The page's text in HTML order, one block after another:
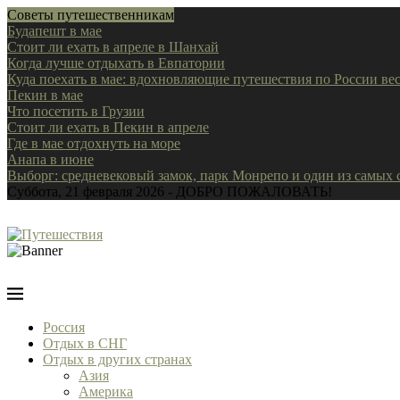
Советы путешественникам
Будапешт в мае
Стоит ли ехать в апреле в Шанхай
Когда лучше отдыхать в Евпатории
Куда поехать в мае: вдохновляющие путешествия по России
Пекин в мае
Что посетить в Грузии
Стоит ли ехать в Пекин в апреле
Где в мае отдохнуть на море
Анапа в июне
Выборг: средневековый замок, парк Монрепо и один из
Суббота, 21 февраля 2026 - ДОБРО ПОЖАЛОВАТЬ!
Россия
Отдых в СНГ
Отдых в других странах
Азия
Америка